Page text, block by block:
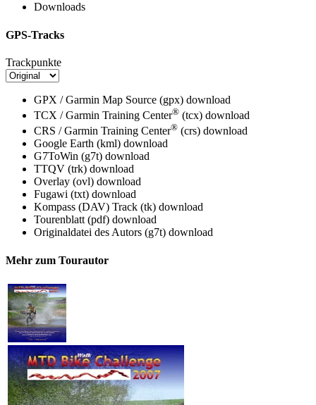
Downloads
GPS-Tracks
Trackpunkte
GPX / Garmin Map Source (gpx) download
TCX / Garmin Training Center® (tcx) download
CRS / Garmin Training Center® (crs) download
Google Earth (kml) download
G7ToWin (g7t) download
TTQV (trk) download
Overlay (ovl) download
Fugawi (txt) download
Kompass (DAV) Track (tk) download
Tourenblatt (pdf) download
Originaldatei des Autors (g7t) download
Mehr zum Tourautor